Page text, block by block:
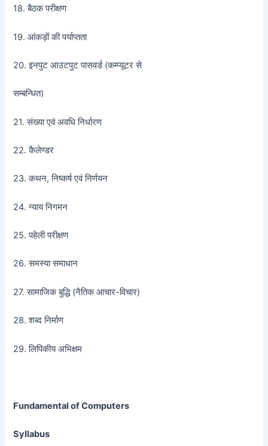
18. बैठक परीक्षण
19. आंकड़ों की पर्याप्तता
20. इनपुट आउटपुट पासवर्ड (कम्प्यूटर से
सम्बन्धित)
21. संख्या एवं अवधि निर्धारण
22. कैलेण्डर
23. कथन, निष्कर्ष एवं निर्णयन
24. न्याय निगमन
25. पहेली परीक्षण
26. समस्या समाधान
27. सामाजिक बुद्धि (नैतिक आचार-विचार)
28. शब्द निर्माण
29. लिपिकीय अभिक्षम
Fundamental of Computers
Syllabus